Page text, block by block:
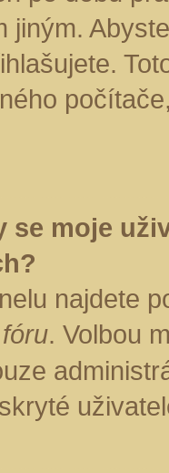
jiným.
se moje
najdete
. Volbou